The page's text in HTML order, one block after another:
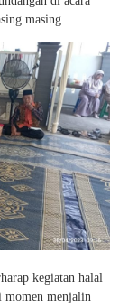
masing.
kegiatan halal
momen menjalin